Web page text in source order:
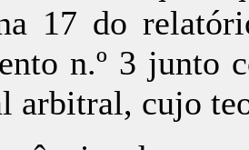
17 do
n.º 3 junto
arbitral, cujo